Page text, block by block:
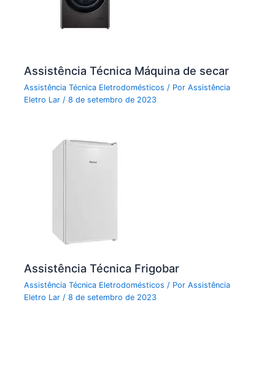
Assistência Técnica Máquina de secar
Assistência Técnica Eletrodomésticos / PorAssistência
Eletro Lar/8 de setembro de 2023
Assistência Técnica Frigobar
Assistência Técnica Eletrodomésticos / PorAssistência
Eletro Lar /8 de setembro de 2023